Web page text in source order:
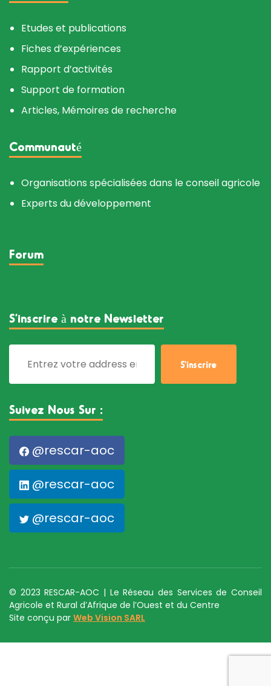
Etudes et publications
Fiches d’expériences
Rapport d’activités
Support de formation
Articles, Mémoires de recherche
Communauté
Organisations spécialisées dans le conseil agricole
Experts du développement
Forum
S’inscrire à notre Newsletter
Suivez Nous Sur :
@rescar-aoc
@rescar-aoc
@rescar-aoc
© 2023 RESCAR-AOC | Le Réseau des Services de Conseil
Agricole et Rural d’Afrique de l’Ouest et du Centre
Site conçu par Web Vision SARL